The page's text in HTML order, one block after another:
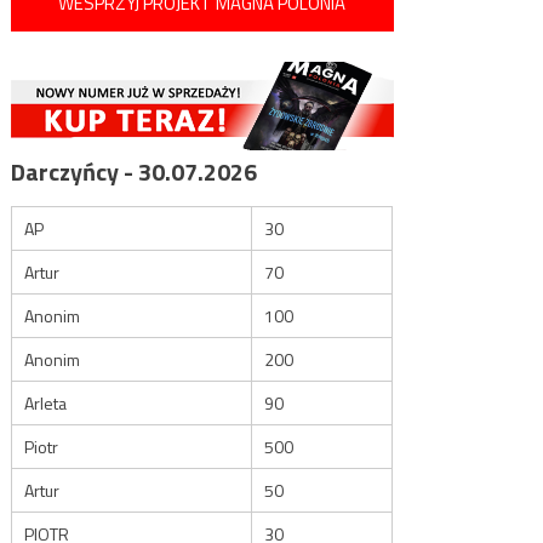
Darczyńcy - 30.07.2026
AP
30
Artur
70
Anonim
100
Anonim
200
Arleta
90
Piotr
500
Artur
50
PIOTR
30